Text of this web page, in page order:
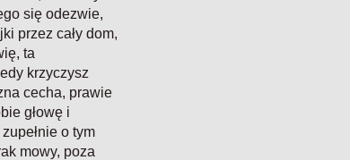
się odezwie,
przez cały dom,
ta
krzyczysz
cecha, prawie
głowę i
o tym
mowy, poza